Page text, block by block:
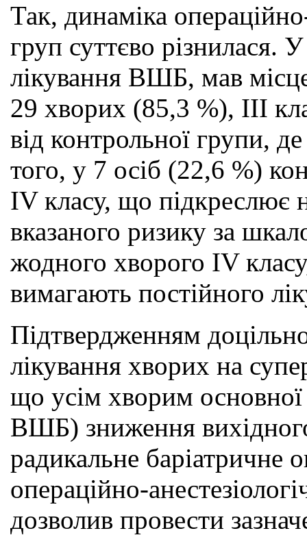
Так, динаміка
груп суттєво різнилася.
лікування ВШБ, мав
29 хворих (85,3 %), ІІІ
від контрольної групи,
того, у 7 осіб (22,6 %)
IV класу, що підкреслює
вказаного ризику за
жодного хворого IV
вимагають постійного
Підтвердженням
лікування хворих на
що усім хворим основної
ВШБ) зниження вихідного
радикальне баріатричне
операційно-
дозволив провести